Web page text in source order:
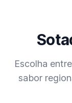
Escolha
sabor